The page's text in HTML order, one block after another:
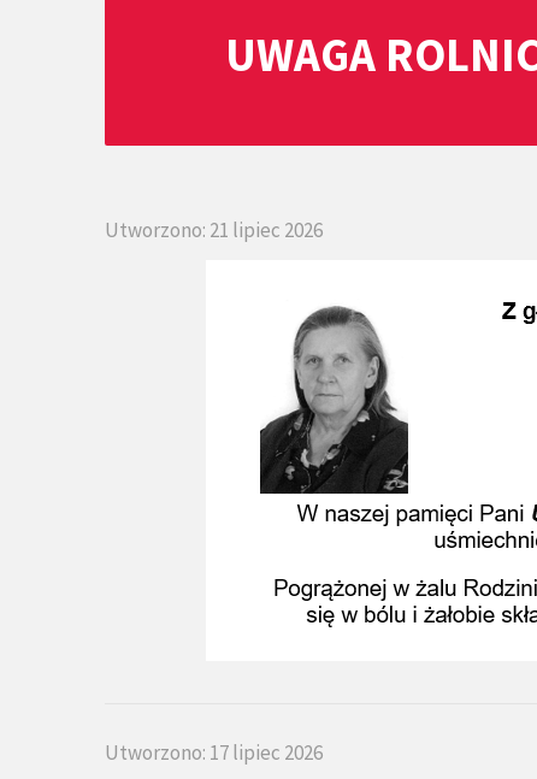
UWAGA
Utworzono: 21 lipiec 2026
Utworzono: 17 lipiec 2026